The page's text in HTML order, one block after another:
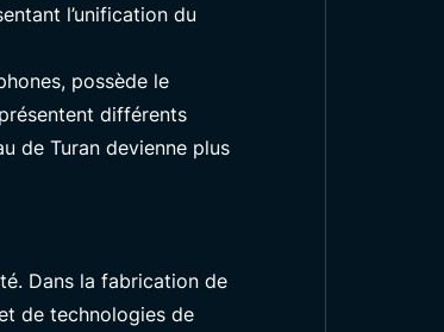
l’unification du
possède le
différents
de Turan devienne plus
Dans la fabrication de
de technologies de